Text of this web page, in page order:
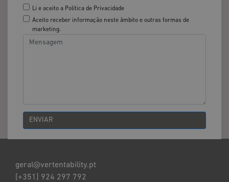
Li e aceito a Política de Privacidade
Aceito receber informação neste âmbito e outras formas de
marketing.
ENVIAR
geral@vertentability.pt
[+351] 924 297 792